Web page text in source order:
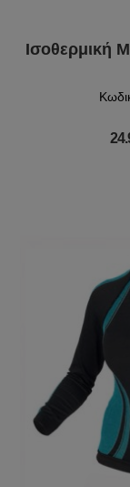
Ισοθερμική